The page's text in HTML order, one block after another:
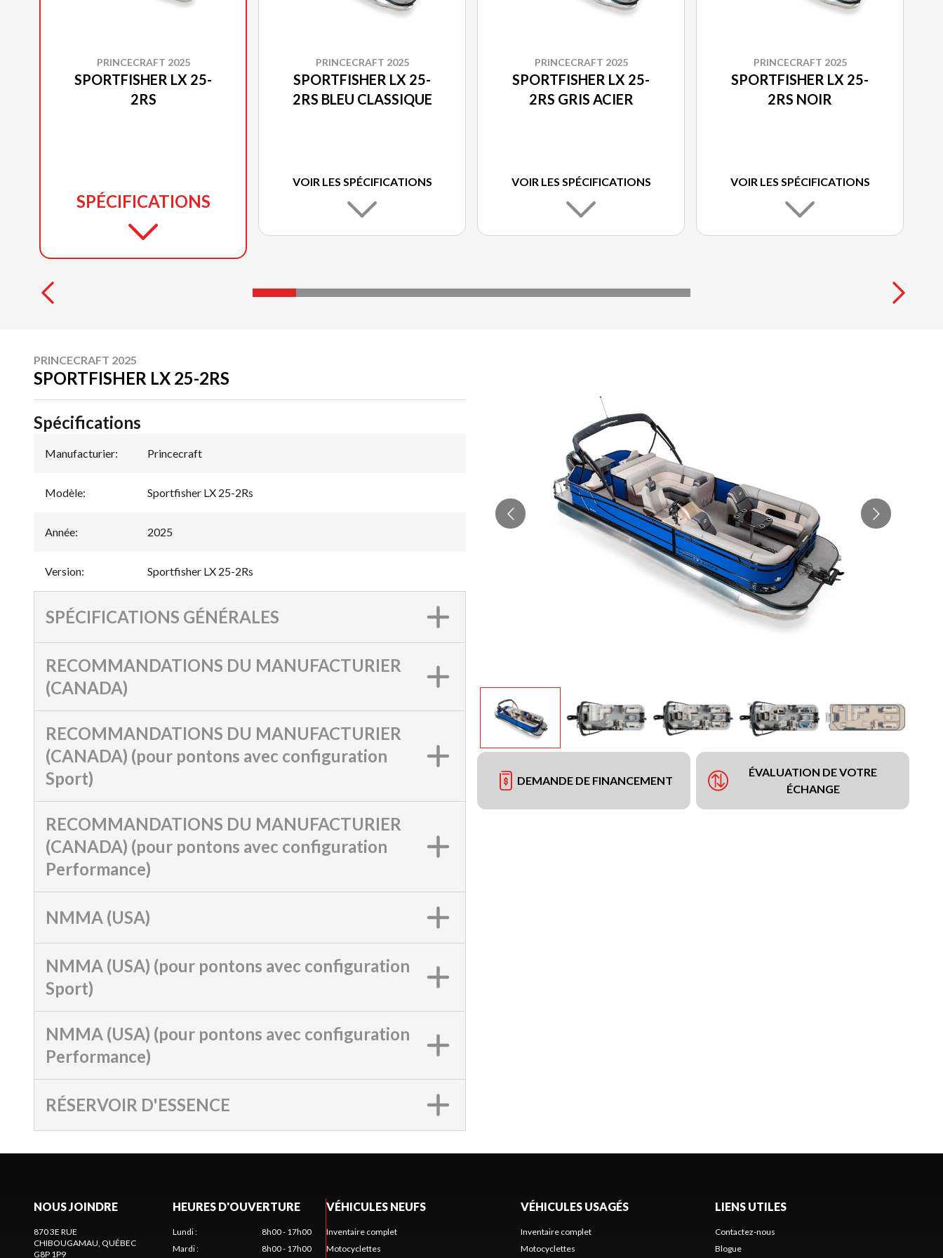
PRINCECRAFT 2025
SPORTFISHER LX 25-
2RS
SPÉCIFICATIONS
PRINCECRAFT 2025
SPORTFISHER LX 25-
2RS BLEU CLASSIQUE
VOIR LES SPÉCIFICATIONS
PRINCECRAFT 2025
SPORTFISHER LX 25-
2RS GRIS ACIER
VOIR LES SPÉCIFICATIONS
PRINCECRAFT 2025
SPORTFISHER LX 25-
2RS NOIR
VOIR LES SPÉCIFICATIONS
PRINCECRAFT 2025
SPORTFISHER LX 25-2RS
DEMANDE DE FINANCEMENT
ÉVALUATION DE VOTRE
ÉCHANGE
Spécifications
Manufacturier: Princecraft
Modèle: Sportfisher LX 25-2Rs
Année: 2025
Version: Sportfisher LX 25-2Rs
SPÉCIFICATIONS GÉNÉRALES
RECOMMANDATIONS DU MANUFACTURIER
(CANADA)
RECOMMANDATIONS DU MANUFACTURIER
(CANADA) (pour pontons avec configuration
Sport)
RECOMMANDATIONS DU MANUFACTURIER
(CANADA) (pour pontons avec configuration
Performance)
NMMA (USA)
NMMA (USA) (pour pontons avec configuration
Sport)
NMMA (USA) (pour pontons avec configuration
Performance)
RÉSERVOIR D'ESSENCE
NOUS JOINDRE
870 3E RUE
CHIBOUGAMAU , QUÉBEC
G8P 1P9
HEURES D'OUVERTURE
Lundi:
8h00 - 17h00
Mardi: 8h00 - 17h00
VÉHICULES NEUFS
Inventaire complet
Motocyclettes
VÉHICULES USAGÉS
Inventaire complet
Motocyclettes
LIENS UTILES
Contactez-nous
Blogue